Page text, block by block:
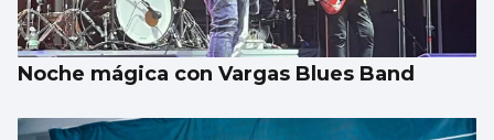
Noche mágica con Vargas Blues Band